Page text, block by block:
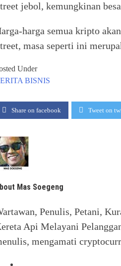
jebol, kemungkinan
harga semua kripto
masa seperti ini
Under
BISNIS
Share on facebook Tweet on
Mas Soegeng
Penulis, Petani,
Api Melayani
mengamati